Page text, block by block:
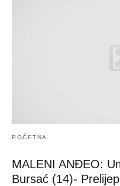
POČETNA
MALENI ANĐEO:
Bursać (14)-